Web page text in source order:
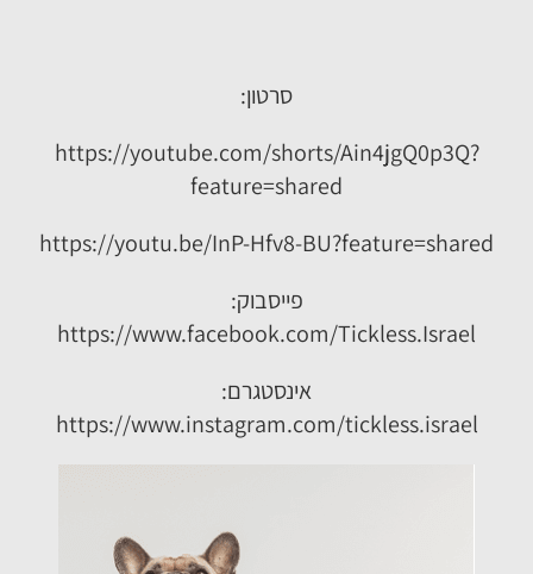
סרטון:
https://youtube.com/shorts/Ain4jgQ0p3Q?
feature=shared
https://youtu.be/InP-Hfv8-BU?feature=shared
פייסבוק:
https://www.facebook.com/Tickless.Israel
אינסטגרם:
https://www.instagram.com/tickless.israel